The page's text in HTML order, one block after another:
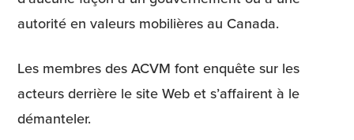
autorité en valeurs mobilières au Canada.
Les membres des ACVM font enquête sur les
acteurs derrière le site Web et s’affairent à le
démanteler.